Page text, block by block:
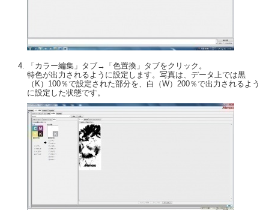
「カラー編集」タブ→「色置換」タブをクリック。
特色が出力されるように設定します。写真は、データ上では黒
（K）100％で設定された部分を、白（W）200％で出力されるよう
に設定した状態です。